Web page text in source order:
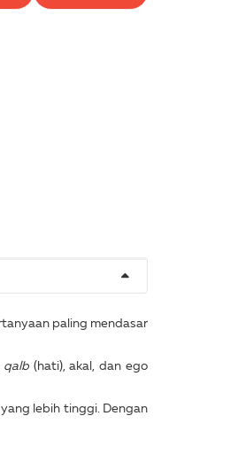
paling mendasar
qalb(hati), akal, dan ego
lebih tinggi. Dengan